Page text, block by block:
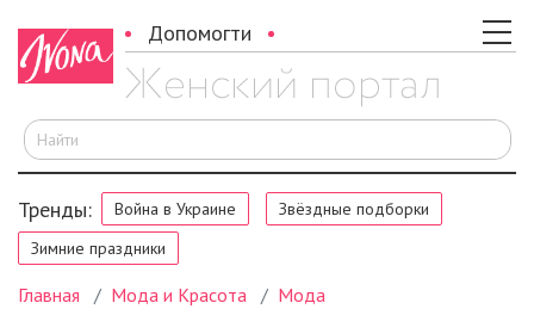
Допомогти
Тренды: Война в Украине
Звёздные подборки
Зимние праздники
Главная Мода и Красота Мода